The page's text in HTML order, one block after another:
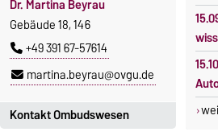
Dr. Martina Beyrau
Gebäude 18, 146
+49 391 67-57614
martina.beyrau@ovgu.de
Kontakt Ombudswesen